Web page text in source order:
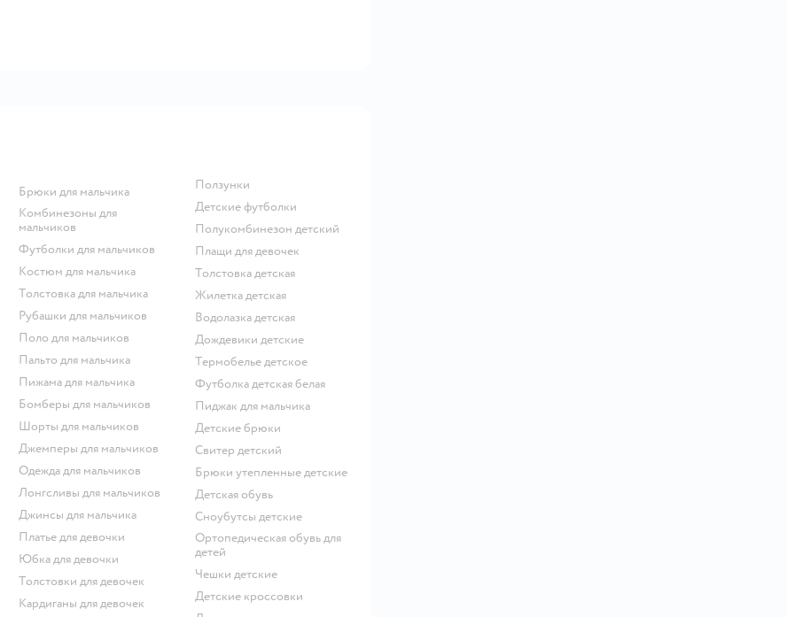
Брюки для мальчика
Комбинезоны для
мальчиков
Футболки для мальчиков
Костюм для мальчика
Толстовка для мальчика
Рубашки для мальчиков
Поло для мальчиков
Пальто для мальчика
Пижама для мальчика
Бомберы для мальчиков
Шорты для мальчиков
Джемперы для мальчиков
Одежда для мальчиков
Лонгсливы для мальчиков
Джинсы для мальчика
Платье для девочки
Юбка для девочки
Толстовки для девочек
Кардиганы для девочек
Ползунки
Детские футболки
Полукомбинезон детский
Плащи для девочек
Толстовка детская
Жилетка детская
Водолазка детская
Дождевики детские
Термобелье детское
Футболка детская белая
Пиджак для мальчика
Детские брюки
Свитер детский
Брюки утепленные детские
Детская обувь
Сноубутсы детские
Ортопедическая обувь для
детей
Чешки детские
Детские кроссовки